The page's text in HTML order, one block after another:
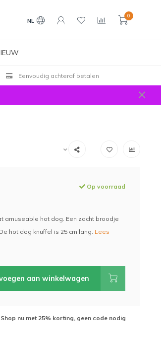
NL
0
Gratis verzending
Op voorraad
amuseable hot dog. Een zacht broodje
hot dog knuffel is 25 cm lang. Lees
aan winkelwagen
nu met 25% korting, geen code nodig